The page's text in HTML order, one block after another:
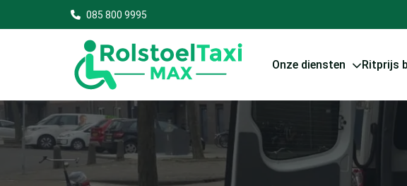
085 800 9995
Onze diensten Ritprijs